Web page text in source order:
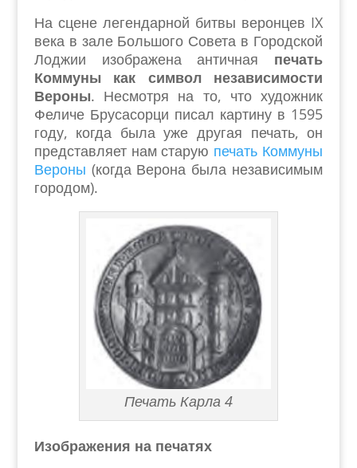
На сцене легендарной битвы веронцев IX
века в зале Большого Совета в Городской
Лоджии изображена античная печать
Коммуны как символ независимости
Вероны. Несмотря на то, что художник
Феличе Брусасорци писал картину в 1595
году, когда была уже другая печать, он
представляет нам старую печать Коммуны
Вероны (когда Верона была независимым
городом).
Печать Карла 4
Изображения на печатях